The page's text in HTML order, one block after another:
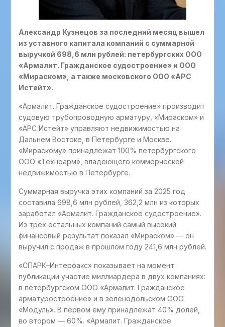
Александр Кузнецов за последний месяц вышел
из уставного капитала компаний с суммарной
выручкой 698,6 млн рублей: петербургских ООО
«Армалит. Гражданское судостроение» и ООО
«Мираском», а также московского ООО «АРС
Истейт».
«Армалит. Гражданское судостроение» производит
судовую трубопроводную арматуру, «Мираском» и
«АРС Истейт» управляют недвижимостью на
Дальнем Востоке, в Петербурге и Москве.
«Мираскому» принадлежат 100% петербургского
ООО «Техноарм», владеющего коммерческой
недвижимостью в Петербурге.
Суммарная выручка этих компаний за 2025 год
составила 698,6 млн рублей, 362,2 млн из которых
заработал «Армалит. Гражданское судостроение».
Из трёх остальных компаний самый высокий
финансовый результат показал «Мираском» — он
выручил с продаж в прошлом году 241,6 млн рублей.
«СПАРК–Интерфакс» показывает на момент
публикации участие миллиардера в двух компаниях:
в петербургском ООО «Армалит. Гражданское
арматуростроение» и в зеленодольском ООО
«Модуль». В первом ему принадлежат 40% долей,
во втором — 60%. «Армалит. Гражданское